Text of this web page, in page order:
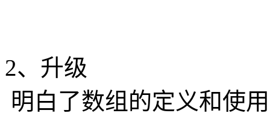
2、升级
明白了数组的定义和使